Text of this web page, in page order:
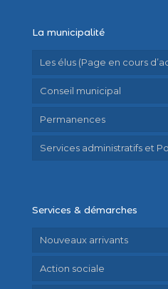
La municipalité
Les élus (Page en cours
Conseil municipal
Permanences
Services administratifs et
Services & démarches
Nouveaux arrivants
Action sociale